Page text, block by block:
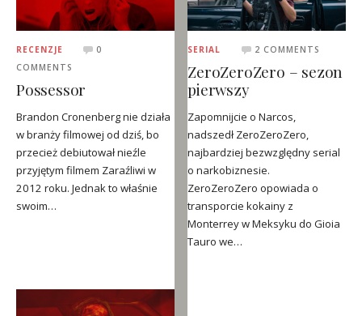
RECENZJE
0
COMMENTS
Possessor
Brandon Cronenberg nie działa
w branży filmowej od dziś, bo
przecież debiutował nieźle
przyjętym filmem Zaraźliwi w
2012 roku. Jednak to właśnie
swoim…
SERIAL 2 COMMENTS
ZeroZeroZero – sezon
pierwszy
Zapomnijcie o Narcos,
nadszedł ZeroZeroZero,
najbardziej bezwzględny serial
o narkobiznesie.
ZeroZeroZero opowiada o
transporcie kokainy z
Monterrey w Meksyku do Gioia
Tauro we…